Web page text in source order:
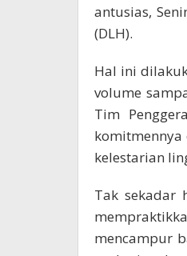
antusias,
(DLH).
Hal ini
volume
Tim
kelestarian
Tak sekadar
mencampur